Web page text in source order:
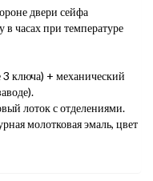
двери сейфа
в часах при температуре
ключа) + механический
лоток с отделениями.
молотковая эмаль, цвет